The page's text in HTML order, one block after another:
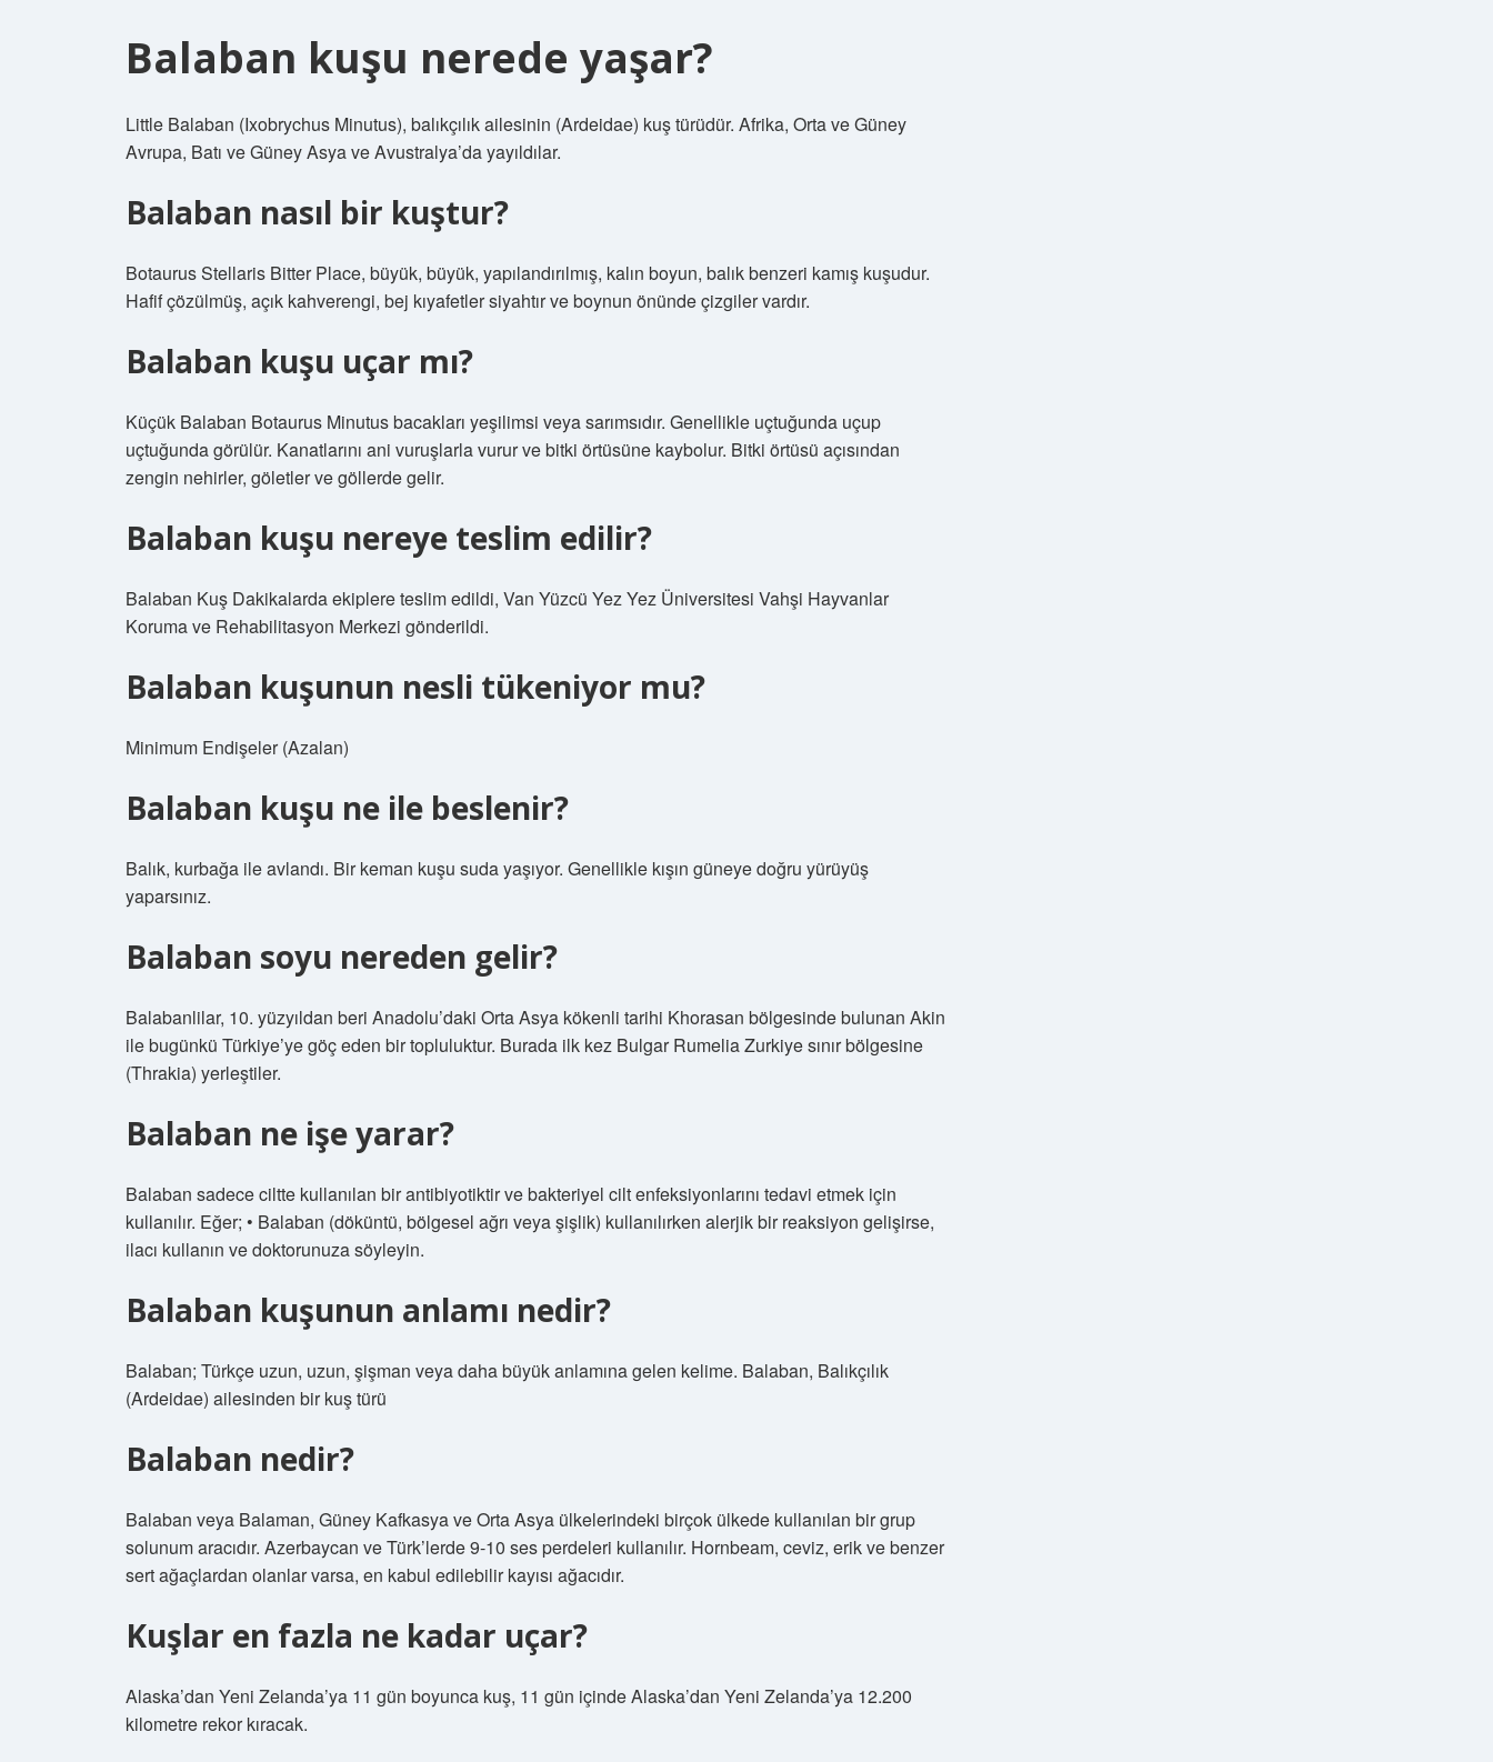
Balaban kuşu nerede yaşar?
Little Balaban (Ixobrychus Minutus), balıkçılık ailesinin (Ardeidae) kuş türüdür. Afrika, Orta ve Güney
Avrupa, Batı ve Güney Asya ve Avustralya’da yayıldılar.
Balaban nasıl bir kuştur?
Botaurus Stellaris Bitter Place, büyük, büyük, yapılandırılmış, kalın boyun, balık benzeri kamış kuşudur.
Hafif çözülmüş, açık kahverengi, bej kıyafetler siyahtır ve boynun önünde çizgiler vardır.
Balaban kuşu uçar mı?
Küçük Balaban Botaurus Minutus bacakları yeşilimsi veya sarımsıdır. Genellikle uçtuğunda uçup
uçtuğunda görülür. Kanatlarını ani vuruşlarla vurur ve bitki örtüsüne kaybolur. Bitki örtüsü açısından
zengin nehirler, göletler ve göllerde gelir.
Balaban kuşu nereye teslim edilir?
Balaban Kuş Dakikalarda ekiplere teslim edildi, Van Yüzcü Yez Yez Üniversitesi Vahşi Hayvanlar
Koruma ve Rehabilitasyon Merkezi gönderildi.
Balaban kuşunun nesli tükeniyor mu?
Minimum Endişeler (Azalan)
Balaban kuşu ne ile beslenir?
Balık, kurbağa ile avlandı. Bir keman kuşu suda yaşıyor. Genellikle kışın güneye doğru yürüyüş
yaparsınız.
Balaban soyu nereden gelir?
Balabanlilar, 10. yüzyıldan beri Anadolu’daki Orta Asya kökenli tarihi Khorasan bölgesinde bulunan Akin
ile bugünkü Türkiye’ye göç eden bir topluluktur. Burada ilk kez Bulgar Rumelia Zurkiye sınır bölgesine
(Thrakia) yerleştiler.
Balaban ne işe yarar?
Balaban sadece ciltte kullanılan bir antibiyotiktir ve bakteriyel cilt enfeksiyonlarını tedavi etmek için
kullanılır. Eğer; • Balaban (döküntü, bölgesel ağrı veya şişlik) kullanılırken alerjik bir reaksiyon gelişirse,
ilacı kullanın ve doktorunuza söyleyin.
Balaban kuşunun anlamı nedir?
Balaban; Türkçe uzun, uzun, şişman veya daha büyük anlamına gelen kelime. Balaban, Balıkçılık
(Ardeidae) ailesinden bir kuş türü
Balaban nedir?
Balaban veya Balaman, Güney Kafkasya ve Orta Asya ülkelerindeki birçok ülkede kullanılan bir grup
solunum aracıdır. Azerbaycan ve Türk’lerde 9-10 ses perdeleri kullanılır. Hornbeam, ceviz, erik ve benzer
sert ağaçlardan olanlar varsa, en kabul edilebilir kayısı ağacıdır.
Kuşlar en fazla ne kadar uçar?
Alaska’dan Yeni Zelanda’ya 11 gün boyunca kuş, 11 gün içinde Alaska’dan Yeni Zelanda’ya 12.200
kilometre rekor kıracak.